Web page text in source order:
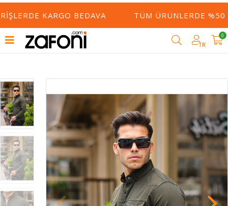
KARGO BEDAVA TÜM ÜRÜNLERDE %50
TR
0